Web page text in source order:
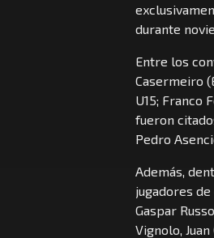
durante
Entre los
Casermeiro
U15; Franco
fueron
Pedro
Además,
jugadores
Gaspar
Vignolo,